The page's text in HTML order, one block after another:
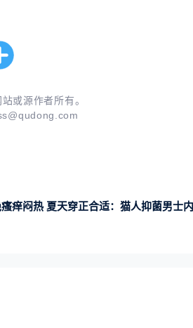
或源作者所有。
痒闷热 夏天穿正合适：猫人抑菌男士内裤3条29.6元